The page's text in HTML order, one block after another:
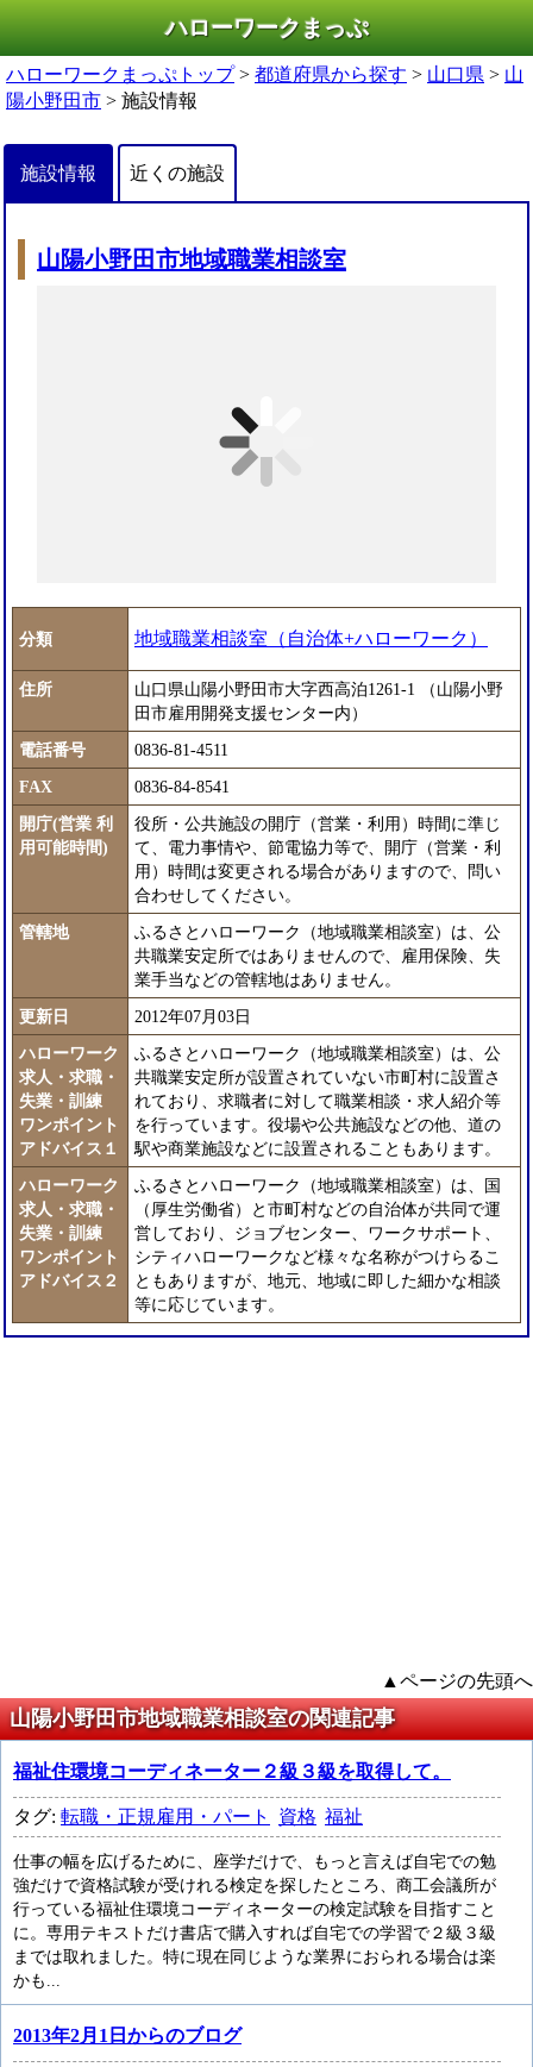
ハローワークまっぷ
ハローワークまっぷトップ> 都道府県から探す > 山口県 > 山
陽小野田市 > 施設情報
施設情報 近くの施設
山陽小野田市地域職業相談室
分類 地域職業相談室（自治体+ハローワーク）
住所
山口県山陽小野田市大字西高泊1261-1 （山陽小野
田市雇用開発支援センター内）
電話番号
0836-81-4511
FAX
0836-84-8541
開庁(営業 利
用可能時間)
役所・公共施設の開庁（営業・利用）時間に準じ
て、電力事情や、節電協力等で、開庁（営業・利
用）時間は変更される場合がありますので、問い
合わせしてください。
管轄地
ふるさとハローワーク（地域職業相談室）は、公
共職業安定所ではありませんので、雇用保険、失
業手当などの管轄地はありません。
更新日
2012年07月03日
ハローワーク
求人・求職・
失業・訓練
ワンポイント
アドバイス１
ふるさとハローワーク（地域職業相談室）は、公
共職業安定所が設置されていない市町村に設置さ
れており、求職者に対して職業相談・求人紹介等
を行っています。役場や公共施設などの他、道の
駅や商業施設などに設置されることもあります。
ハローワーク
求人・求職・
失業・訓練
ワンポイント
アドバイス２
ふるさとハローワーク（地域職業相談室）は、国
（厚生労働省）と市町村などの自治体が共同で運
営しており、ジョブセンター、ワークサポート、
シティハローワークなど様々な名称がつけらるこ
ともありますが、地元、地域に即した細かな相談
等に応じています。
▲ページの先頭へ
山陽小野田市地域職業相談室の関連記事
福祉住環境コーディネーター２級３級を取得して。
タグ: 転職・正規雇用・パート 資格 福祉
仕事の幅を広げるために、座学だけで、もっと言えば自宅での勉
強だけで資格試験が受けれる検定を探したところ、商工会議所が
行っている福祉住環境コーディネーターの検定試験を目指すこと
に。専用テキストだけ書店で購入すれば自宅での学習で２級３級
までは取れました。特に現在同じような業界におられる場合は楽
かも...
2013年2月1日からのブログ